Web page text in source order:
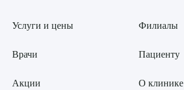
Услуги и цены
Врачи
Акции
Филиалы
Пациенту
О клинике